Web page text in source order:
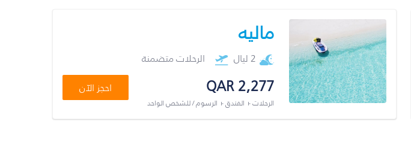
ماليه
2 ليال الرحلات متضمنة
QAR 2,277
الرحلات + الفندق + الرسوم / للشخص الواحد
احجز الآن